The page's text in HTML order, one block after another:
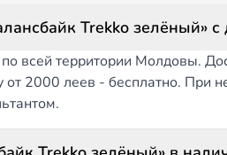
Как заказать товар «Moni Детский
всей территории Молдовы.
от 2000 леев - бесплатно. При